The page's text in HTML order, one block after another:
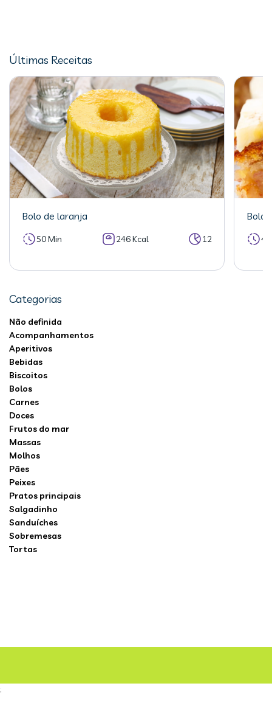
Últimas Receitas
Bolo de laranja
50 Min 246 Kcal 12
Bolo
Categorias
Não definida
Acompanhamentos
Aperitivos
Bebidas
Biscoitos
Bolos
Carnes
Doces
Frutos do mar
Massas
Molhos
Pães
Peixes
Pratos principais
Salgadinho
Sanduíches
Sobremesas
Tortas
;